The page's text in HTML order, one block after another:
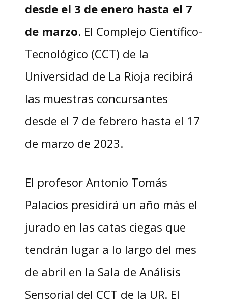
desde el 3 de enero hasta el 7
de marzo. El Complejo Científico-
Tecnológico (CCT) de la
Universidad de La Rioja recibirá
las muestras concursantes
desde el 7 de febrero hasta el 17
de marzo de 2023.
El profesor Antonio Tomás
Palacios presidirá un año más el
jurado en las catas ciegas que
tendrán lugar a lo largo del mes
de abril en la Sala de Análisis
Sensorial del CCT de la UR. El